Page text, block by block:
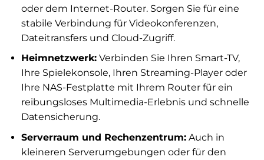
oder dem Internet-Router. Sorgen Sie für eine
stabile Verbindung für Videokonferenzen,
Dateitransfers und Cloud-Zugriff.
Heimnetzwerk:Verbinden Sie Ihren Smart-TV,
Ihre Spielekonsole, Ihren Streaming-Player oder
Ihre NAS-Festplatte mit Ihrem Router für ein
reibungsloses Multimedia-Erlebnis und schnelle
Datensicherung.
Serverraum und Rechenzentrum:Auch in
kleineren Serverumgebungen oder für den